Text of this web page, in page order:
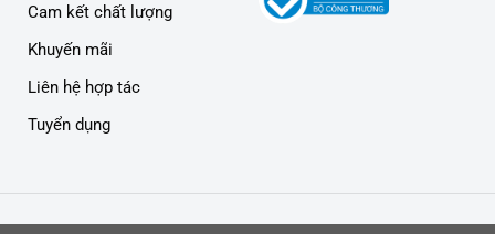
Cam kết chất lượng
Khuyến mãi
Liên hệ hợp tác
Tuyển dụng